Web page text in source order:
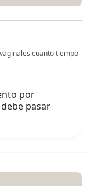
cuanto tiempo
por
pasar